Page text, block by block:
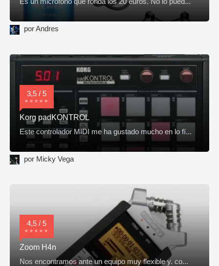
Es un micrófono que ronda los 20 euros. No lo pued...
por Andres
3,5 / 5
Korg padKONTROL
Este controlador MIDI me ha gustado mucho en lo fí...
por Micky Vega
4,5 / 5
Zoom H4n
Nos encontramos ante un equipo muy flexible y. co...